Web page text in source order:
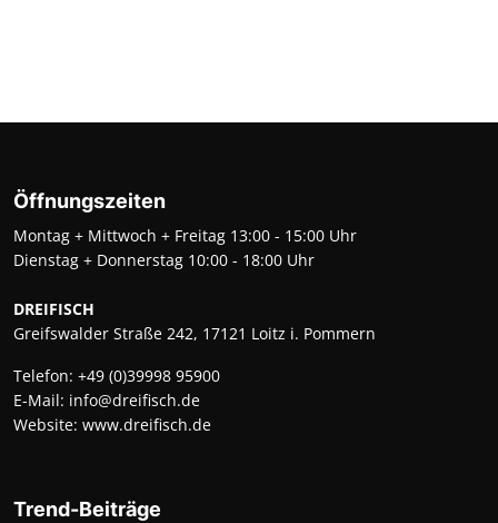
Öffnungszeiten
Montag + Mittwoch + Freitag 13:00 - 15:00 Uhr
Dienstag + Donnerstag 10:00 - 18:00 Uhr
DREIFISCH
Greifswalder Straße 242, 17121 Loitz i. Pommern
Telefon: +49 (0)39998 95900
E-Mail: info@dreifisch.de
Website: www.dreifisch.de
Trend-Beiträge